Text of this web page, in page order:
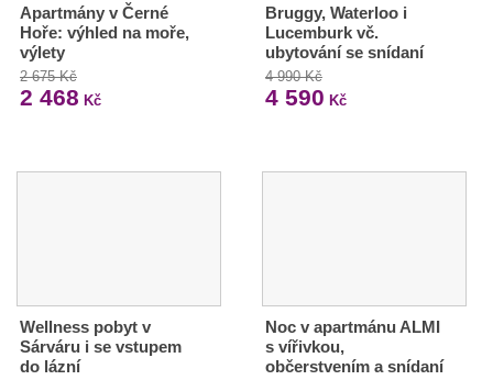
Apartmány v Černé
Hoře: výhled na moře,
výlety
2 675 Kč
2 468 Kč
Bruggy, Waterloo i
Lucemburk vč.
ubytování se snídaní
4 990 Kč
4 590 Kč
Wellness pobyt v
Sárváru i se vstupem
do lázní
Noc v apartmánu ALMI
s vířivkou,
občerstvením a snídaní